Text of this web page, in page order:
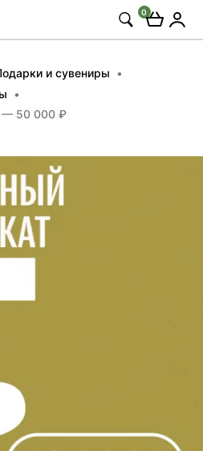
0
и сувениры
— 50 000 ₽